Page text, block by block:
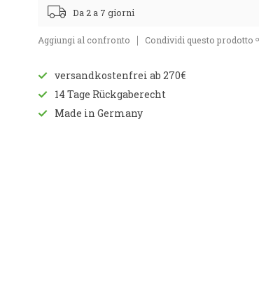
Da 2 a 7 giorni
Aggiungi al confronto Condividi questo prodotto
versandkostenfrei ab 270€
14 Tage Rückgaberecht
Made in Germany